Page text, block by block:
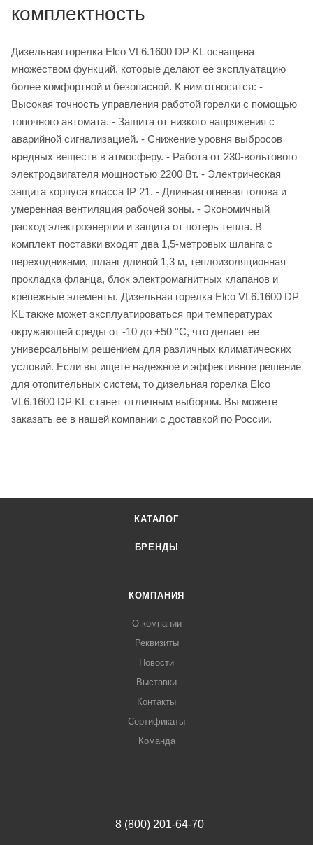
комплектность
Дизельная горелка Elco VL6.1600 DP KL оснащена
множеством функций, которые делают ее эксплуатацию
более комфортной и безопасной. К ним относятся: -
Высокая точность управления работой горелки с помощью
топочного автомата. - Защита от низкого напряжения с
аварийной сигнализацией. - Снижение уровня выбросов
вредных веществ в атмосферу. - Работа от 230-вольтового
электродвигателя мощностью 2200 Вт. - Электрическая
защита корпуса класса IP 21. - Длинная огневая голова и
умеренная вентиляция рабочей зоны. - Экономичный
расход электроэнергии и защита от потерь тепла. В
комплект поставки входят два 1,5-метровых шланга с
переходниками, шланг длиной 1,3 м, теплоизоляционная
прокладка фланца, блок электромагнитных клапанов и
крепежные элементы. Дизельная горелка Elco VL6.1600 DP
KL также может эксплуатироваться при температурах
окружающей среды от -10 до +50 °C, что делает ее
универсальным решением для различных климатических
условий. Если вы ищете надежное и эффективное решение
для отопительных систем, то дизельная горелка Elco
VL6.1600 DP KL станет отличным выбором. Вы можете
заказать ее в нашей компании с доставкой по России.
КАТАЛОГ
БРЕНДЫ
КОМПАНИЯ
О компании
Реквизиты
Новости
Выставки
Контакты
Сертификаты
Команда
8 (800) 201-64-70